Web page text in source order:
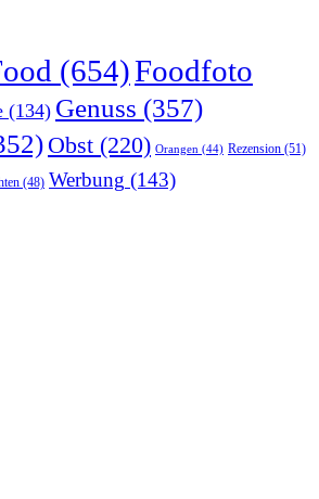
(654)Foodfoto
(134) Genuss (357)
Obst (220) Orangen (44) Rezension (51)
(48) Werbung (143)